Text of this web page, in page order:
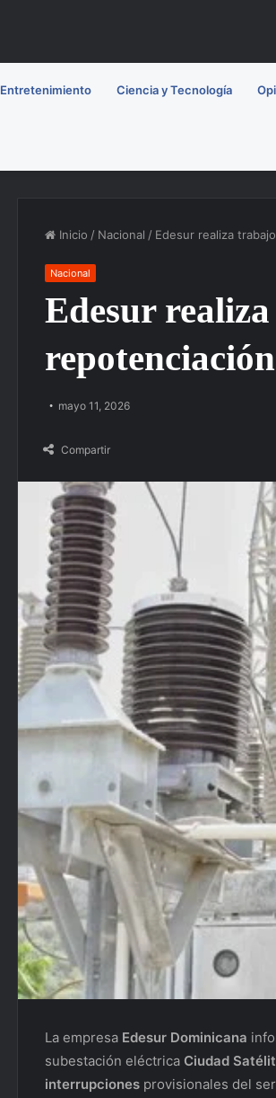
Entretenimiento Ciencia y Tecnología
Inicio / Nacional / Edesur realiza
Nacional
Edesur
mayo 11, 2026
Compartir
La empresa Edesur Dominicana
subestación eléctrica Ciudad
interrupciones provisionales del